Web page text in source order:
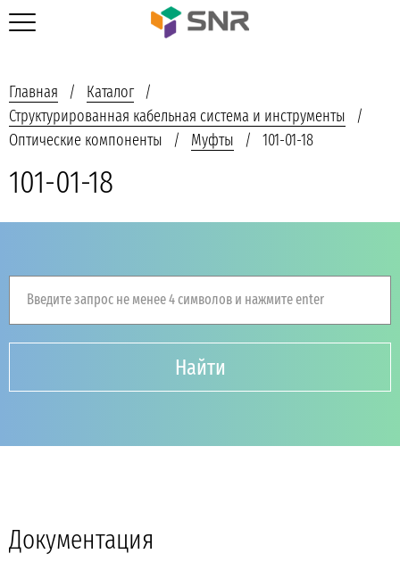
Главная
Каталог
Структурированная кабельная система и инструменты
Оптические компоненты
Муфты 101-01-18
101-01-18
Введите запрос не менее 4 символов и нажмите enter
Найти
Документация